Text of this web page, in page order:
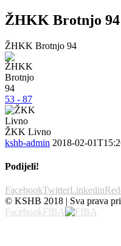
ŽHKK Brotnjo
ŽHKK Brotnjo 94
53 - 87
ŽKK Livno
kshb-admin 2018-02-
Podijeli!
FacebookTwitterLinkedin
© KSHB 2018 | Sva prava
FacebookFIBA